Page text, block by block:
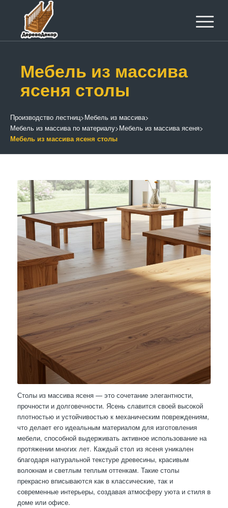
Мебель из массива
ясеня столы
Производство лестниц>Мебель из массива>
Мебель из массива по материалу>Мебель из массива ясеня>
Мебель из массива ясеня столы
Столы из массива ясеня — это сочетание элегантности,
прочности и долговечности. Ясень славится своей высокой
плотностью и устойчивостью к механическим повреждениям,
что делает его идеальным материалом для изготовления
мебели, способной выдерживать активное использование на
протяжении многих лет. Каждый стол из ясеня уникален
благодаря натуральной текстуре древесины, красивым
волокнам и светлым теплым оттенкам. Такие столы
прекрасно вписываются как в классические, так и
современные интерьеры, создавая атмосферу уюта и стиля в
доме или офисе.